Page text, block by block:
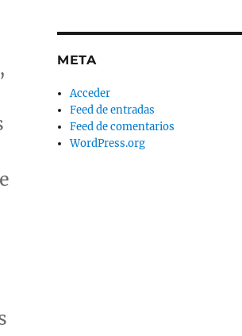
META
Acceder
Feed de entradas
Feed de comentarios
WordPress.org